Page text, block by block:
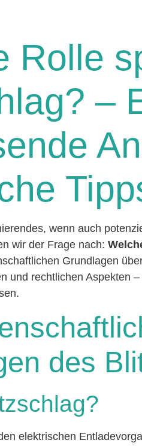
Rolle
–
wenn auch
wir der Frage nach:
Grundlagen
und rechtlichen Aspekten
des
elektrischen